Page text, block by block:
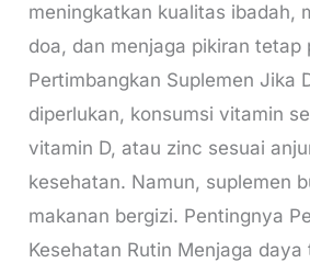
meningkatkan kualitas ibadah,
doa, dan menjaga pikiran tetap
Pertimbangkan Suplemen Jika
diperlukan, konsumsi vitamin
vitamin D, atau zinc sesuai
kesehatan. Namun, suplemen
makanan bergizi. Pentingnya
Kesehatan Rutin Menjaga